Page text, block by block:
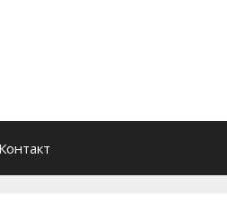
Контакт